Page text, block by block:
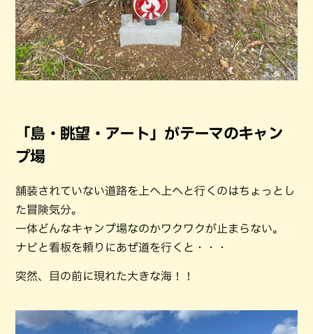
「島・眺望・アート」がテーマのキャン
プ場
舗装されていない道路を上へ上へと行くのはちょっとし
た冒険気分。
一体どんなキャンプ場なのかワクワクが止まらない。
ナビと看板を頼りにあぜ道を行くと・・・
突然、目の前に現れた大きな海！！